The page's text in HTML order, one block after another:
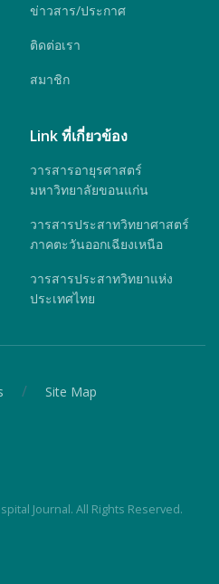
ข่าวสาร/ประกาศ
ติดต่อเรา
สมาชิก
Link ที่เกี่ยวข้อง
วารสารอายุรศาสตร์
มหาวิทยาลัยขอนแก่น
วารสารประสาทวิทยาศาสตร์
ภาคตะวันออกเฉียงเหนือ
วารสารประสาทวิทยาแห่ง
ประเทศไทย
/ Site Map
Journal. All Rights Reserved.